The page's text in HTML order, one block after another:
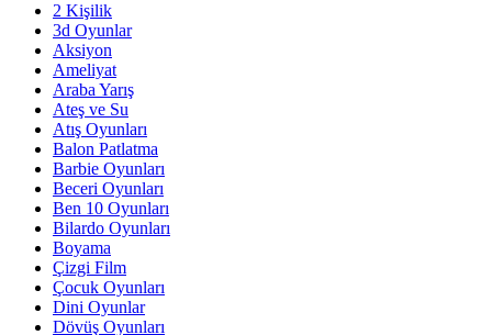
2 Kişilik
3d Oyunlar
Aksiyon
Ameliyat
Araba Yarış
Ateş ve Su
Atış Oyunları
Balon Patlatma
Barbie Oyunları
Beceri Oyunları
Ben 10 Oyunları
Bilardo Oyunları
Boyama
Çizgi Film
Çocuk Oyunları
Dini Oyunlar
Dövüş Oyunları